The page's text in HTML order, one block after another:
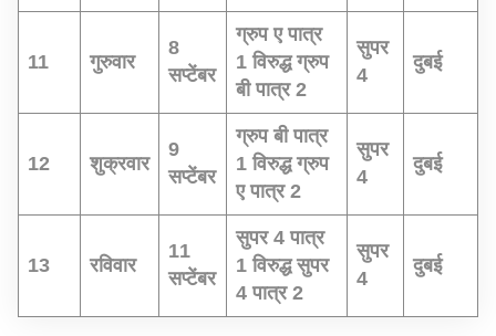
11 गुरुवार
8
सप्टेंबर
ग्रुप ए पात्र
1 विरुद्ध ग्रुप
बी पात्र 2
सुपर
4
दुबई
12 शुक्रवार
9
सप्टेंबर
ग्रुप बी पात्र
1 विरुद्ध ग्रुप
ए पात्र 2
सुपर
4
दुबई
13 रविवार
11
सप्टेंबर
सुपर 4 पात्र
1 विरुद्ध सुपर
4 पात्र 2
सुपर
4
दुबई